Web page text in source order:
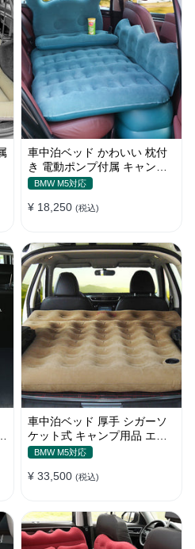
車中泊ベッド かわいい 枕付
き 電動ポンプ付属 キャンプ
用品 エアーベッド 普通車
BMW M5対応
¥ 18,250 (税込)
車中泊ベッド 厚手 シガーソ
ケット式 キャンプ用品 エア
ーベッド 収納袋付き 普通車
BMW M5対応
¥ 33,500 (税込)